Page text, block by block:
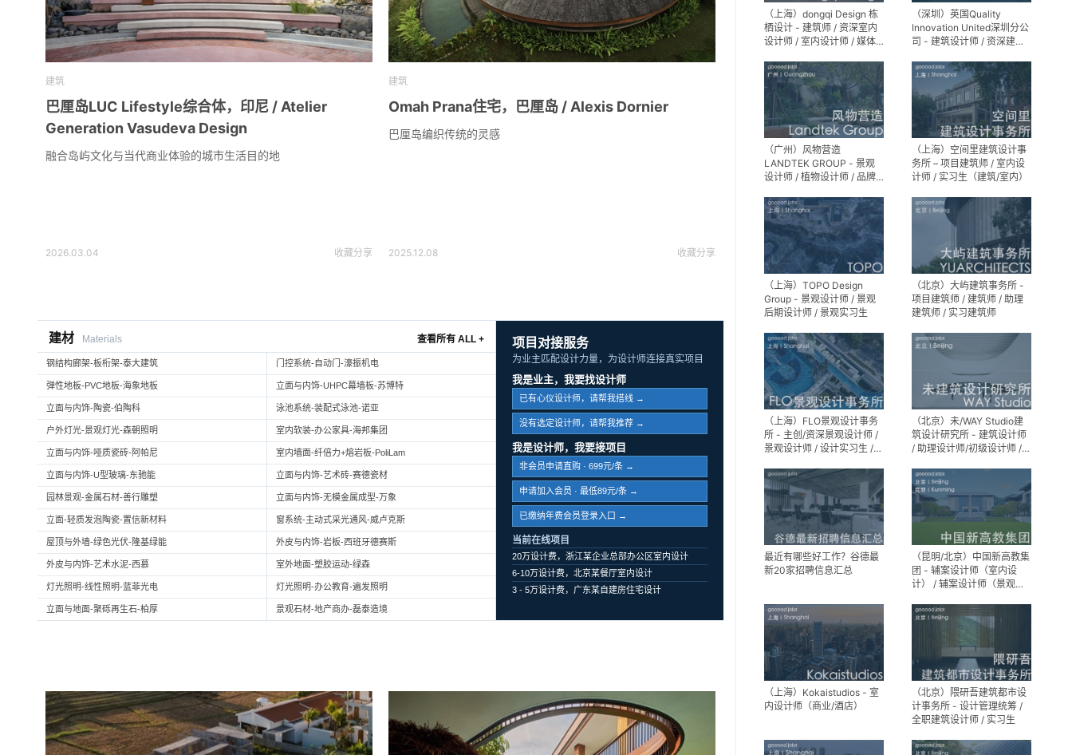
建筑
巴厘岛LUC Lifestyle综合体，印尼 / Atelier
Generation Vasudeva Design
融合岛屿文化与当代商业体验的城市生活目的地
2026.03.04 收藏分享
建筑
Omah Prana住宅，巴厘岛 / Alexis Dornier
巴厘岛编织传统的灵感
2025.12.08 收藏分享
建材 Materials 查看所有 ALL +
钢结构廊架-板桁架-泰大建筑 门控系统-自动门-濠振机电
弹性地板-PVC地板-海象地板 立面与内饰-UHPC幕墙板-苏博特
立面与内饰-陶瓷-伯陶科 泳池系统-装配式泳池-诺亚
户外灯光-景观灯光-森朝照明 室内软装-办公家具-海邦集团
立面与内饰-哑质瓷砖-阿帕尼 室内墙面-纤倍力+熔岩板-PoliLam
立面与内饰-U型玻璃-东驰能 立面与内饰-艺术砖-赛德瓷材
园林景观-金属石材-善行雕塑 立面与内饰-无模金属成型-万象
立面-轻质发泡陶瓷-置信新材料 窗系统-主动式采光通风-威卢克斯
屋顶与外墙-绿色光伏-隆基绿能 外皮与内饰-岩板-西班牙德赛斯
外皮与内饰-艺术水泥-西慕 室外地面-塑胶运动-绿森
灯光照明-线性照明-蓝菲光电 灯光照明-办公教育-遍发照明
立面与地面-聚砾再生石-柏厚 景观石材-地产商办-磊泰造境
项目对接服务
为业主匹配设计力量，为设计师连接真实项目
我是业主，我要找设计师
已有心仪设计师，请帮我搭线 →
没有选定设计师，请帮我推荐 →
我是设计师，我要接项目
非会员申请直购 · 699元/条 →
申请加入会员 · 最低89元/条 →
已缴纳年费会员登录入口 →
当前在线项目
20万设计费，浙江某企业总部办公区室内设计
6-10万设计费，北京某餐厅室内设计
3 - 5万设计费，广东某自建房住宅设计
（上海）dongqi Design 栋
栖设计 - 建筑师 / 资深室内
设计师 / 室内设计师 / 媒体
生（常年招聘）
（深圳）英国Quality
Innovation United深圳分公
司 - 建筑设计师 / 资深建筑
实习生
（广州）风物营造
LANDTEK GROUP - 景观
设计师 / 植物设计师 / 品牌
（上海）空间里建筑设计事
务所 – 项目建筑师 / 室内设
计师 / 实习生（建筑/室内）
（上海）TOPO Design
Group - 景观设计师 / 景观
后期设计师 / 景观实习生
（北京）大屿建筑事务所 -
项目建筑师 / 建筑师 / 助理
建筑师 / 实习建筑师
（上海）FLO景观设计事务
所 - 主创/资深景观设计师 /
景观设计师 / 设计实习生 /
设计师
（北京）未/WAY Studio建
筑设计研究所 - 建筑设计师
/ 助理设计师/初级设计师 /
助理
最近有哪些好工作？谷德最
新20家招聘信息汇总
（昆明/北京）中国新高教集
团 - 辅案设计师（室内设
计） / 辅案设计师（景观设
间组长 / 平面设计高级经理 /
展陈设计高级经理
（上海）Kokaistudios - 室
内设计师（商业/酒店）
（北京）隈研吾建筑都市设
计事务所 - 设计管理统筹 /
全职建筑设计师 / 实习生